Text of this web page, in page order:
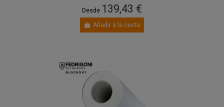
Desde 139,43 €
Añadir a la cesta